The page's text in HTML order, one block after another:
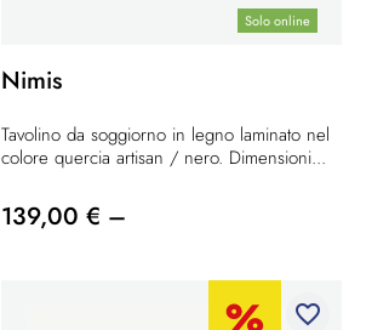
Solo online
Nimis
Tavolino da soggiorno in legno laminato nel
colore quercia artisan / nero. Dimensioni...
139,00 € –
favorite_border